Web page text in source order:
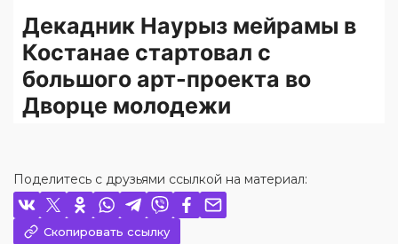
Поделитесь с друзьями ссылкой на материал:
Скопировать ссылку